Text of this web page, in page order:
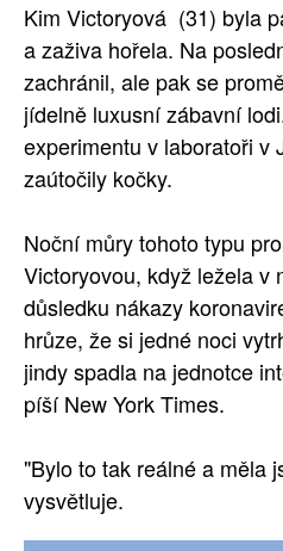
RUBRIKY
PLNÁ VERZE STRÁNEK
Kim Victoryová (31) byla
a zaživa hořela. Na
zachránil, ale pak se
jídelně luxusní zábavní
experimentu v laboratoři v
zaútočily kočky.
Noční můry tohoto typu
Victoryovou, když ležela v
důsledku nákazy
hrůze, že si jedné noci
jindy spadla na jednotce
píší New York Times.
"Bylo to tak reálné a měla
vysvětluje.